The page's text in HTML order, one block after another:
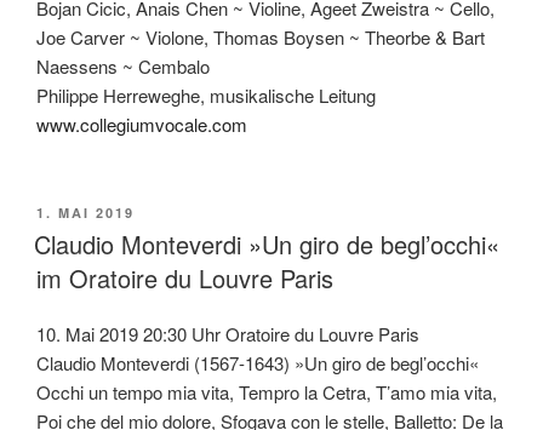
Bojan Cicic, Anais Chen ~ Violine, Ageet Zweistra ~ Cello,
Joe Carver ~ Violone, Thomas Boysen ~ Theorbe & Bart
Naessens ~ Cembalo
Philippe Herreweghe, musikalische Leitung
www.collegiumvocale.com
VERÖFFENTLICHT
AM
1. MAI 2019
Claudio Monteverdi »Un giro de begl’occhi«
im Oratoire du Louvre Paris
10. Mai 2019 20:30 Uhr Oratoire du Louvre Paris
Claudio Monteverdi (1567-1643) »Un giro de begl’occhi«
Occhi un tempo mia vita, Tempro la Cetra, T’amo mia vita,
Poi che del mio dolore, Sfogava con le stelle, Balletto: De la